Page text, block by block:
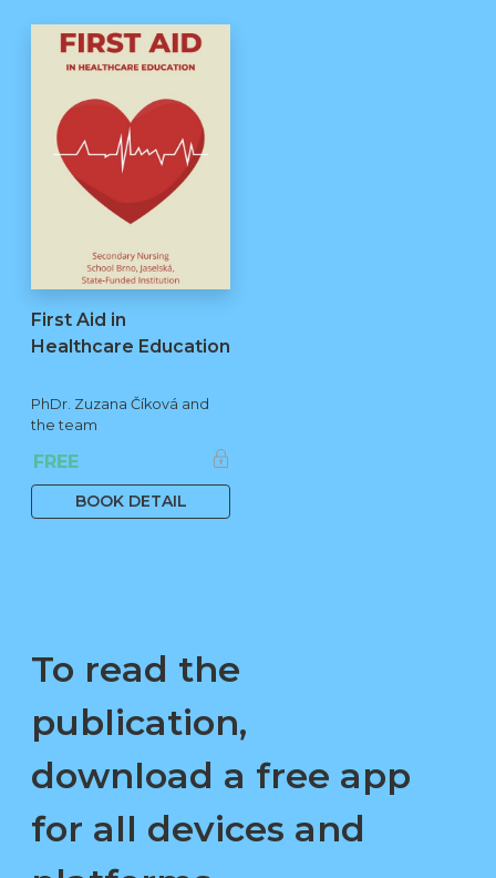
First Aid in
Healthcare Education
PhDr. Zuzana Číková and
the team
FREE
BOOK DETAIL
To read the
publication,
download a free app
for all devices and